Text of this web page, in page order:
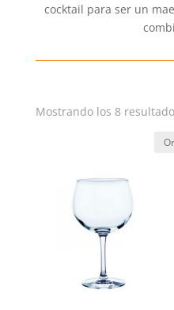
cocktail para ser un
Mostrando los 8